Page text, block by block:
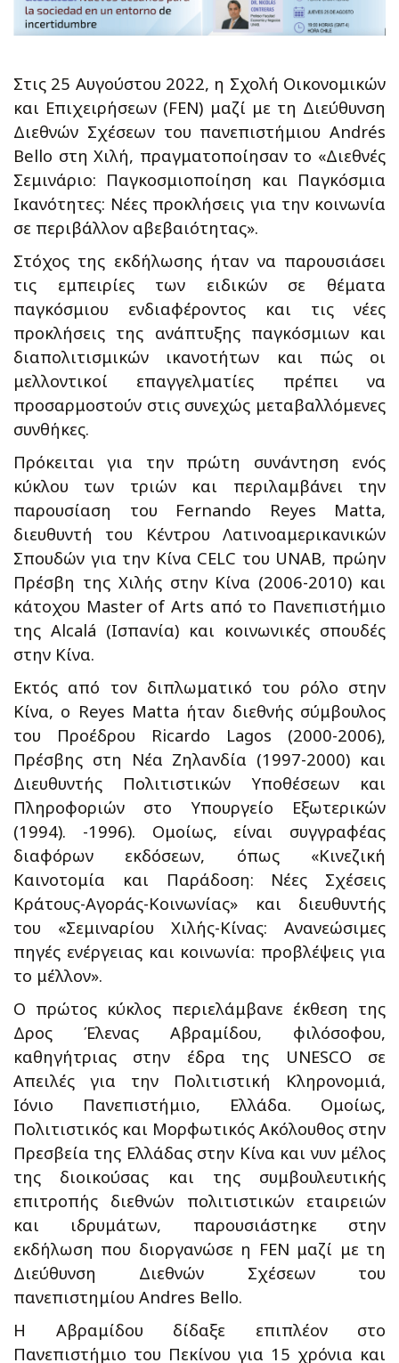
Στις 25 Αυγούστου 2022, η Σχολή Οικονομικών
και Επιχειρήσεων (FEN) μαζί με τη Διεύθυνση
Διεθνών Σχέσεων του πανεπιστήμιου Andrés
Bello στη Χιλή, πραγματοποίησαν το «Διεθνές
Σεμινάριο: Παγκοσμιοποίηση και Παγκόσμια
Ικανότητες: Νέες προκλήσεις για την κοινωνία
σε περιβάλλον αβεβαιότητας».
Στόχος της εκδήλωσης ήταν να παρουσιάσει
τις εμπειρίες των ειδικών σε θέματα
παγκόσμιου ενδιαφέροντος και τις νέες
προκλήσεις της ανάπτυξης παγκόσμιων και
διαπολιτισμικών ικανοτήτων και πώς οι
μελλοντικοί επαγγελματίες πρέπει να
προσαρμοστούν στις συνεχώς μεταβαλλόμενες
συνθήκες.
Πρόκειται για την πρώτη συνάντηση ενός
κύκλου των τριών και περιλαμβάνει την
παρουσίαση του Fernando Reyes Matta,
διευθυντή του Κέντρου Λατινοαμερικανικών
Σπουδών για την Κίνα CELC του UNAB, πρώην
Πρέσβη της Χιλής στην Κίνα (2006-2010) και
κάτοχου Master of Arts από το Πανεπιστήμιο
της Alcalá (Ισπανία) και κοινωνικές σπουδές
στην Κίνα.
Εκτός από τον διπλωματικό του ρόλο στην
Κίνα, ο Reyes Matta ήταν διεθνής σύμβουλος
του Προέδρου Ricardo Lagos (2000-2006),
Πρέσβης στη Νέα Ζηλανδία (1997-2000) και
Διευθυντής Πολιτιστικών Υποθέσεων και
Πληροφοριών στο Υπουργείο Εξωτερικών
(1994). -1996). Ομοίως, είναι συγγραφέας
διαφόρων εκδόσεων, όπως «Κινεζική
Καινοτομία και Παράδοση: Νέες Σχέσεις
Κράτους-Αγοράς-Κοινωνίας» και διευθυντής
του «Σεμιναρίου Χιλής-Κίνας: Ανανεώσιμες
πηγές ενέργειας και κοινωνία: προβλέψεις για
το μέλλον».
Ο πρώτος κύκλος περιελάμβανε έκθεση της
Δρος Έλενας Αβραμίδου, φιλόσοφου,
καθηγήτριας στην έδρα της UNESCO σε
Απειλές για την Πολιτιστική Κληρονομιά,
Ιόνιο Πανεπιστήμιο, Ελλάδα. Ομοίως,
Πολιτιστικός και Μορφωτικός Ακόλουθος στην
Πρεσβεία της Ελλάδας στην Κίνα και νυν μέλος
της διοικούσας και της συμβουλευτικής
επιτροπής διεθνών πολιτιστικών εταιρειών
και ιδρυμάτων, παρουσιάστηκε στην
εκδήλωση που διοργανώσε η FEN μαζί με τη
Διεύθυνση Διεθνών Σχέσεων του
πανεπιστημίου Andres Bello.
Η Αβραμίδου δίδαξε επιπλέον στο
Πανεπιστήμιο του Πεκίνου για 15 χρόνια και